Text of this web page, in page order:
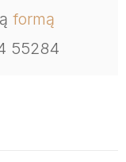
formą
55284